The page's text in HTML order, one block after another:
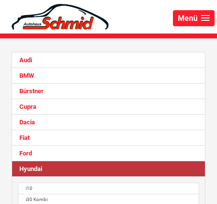
Menü
Audi
BMW
Bürstner
Cupra
Dacia
Fiat
Ford
Hyundai
i10
i30 Kombi